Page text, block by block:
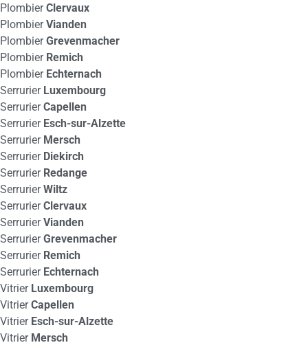
PlombierClervaux
PlombierVianden
PlombierGrevenmacher
Plombier Remich
Plombier Echternach
Serrurier Luxembourg
SerrurierCapellen
Serrurier Esch-sur-Alzette
Serrurier Mersch
Serrurier Diekirch
Serrurier Redange
SerrurierWiltz
SerrurierClervaux
SerrurierVianden
SerrurierGrevenmacher
Serrurier Remich
Serrurier Echternach
Vitrier Luxembourg
VitrierCapellen
Vitrier Esch-sur-Alzette
Vitrier Mersch